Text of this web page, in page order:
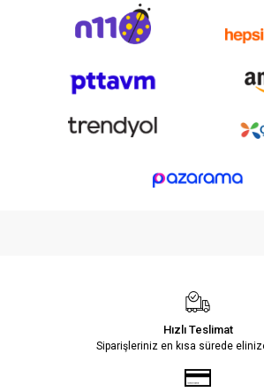
Hızlı Teslimat
Siparişleriniz en kısa sürede